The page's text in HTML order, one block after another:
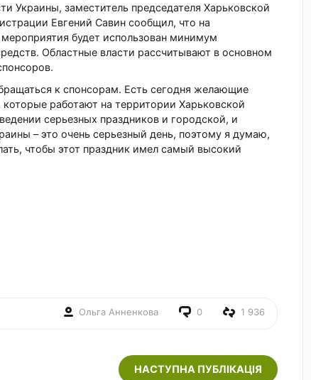
Украины, заместитель председателя Харьковской
Евгений Савин сообщил, что на
будет использован минимум
Областные власти рассчитывают в основном
к спонсорам. Есть сегодня желающие
которые работают на территории Харьковской
серьезных праздников и городской, и
– это очень серьезный день, поэтому я думаю,
чтобы этот праздник имел самый высокий
Ольга Анненкова 0 1 936
НАСТУПНА ПУБЛІКАЦІЯ